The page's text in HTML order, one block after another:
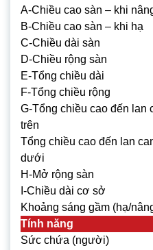
A-Chiều cao sàn – khi
B-Chiều cao sàn – khi hạ
C-Chiều dài sàn
D-Chiều rộng sàn
E-Tổng chiều dài
F-Tổng chiều rộng
G-Tổng chiều cao đến lan
trên
Tổng chiều cao đến lan
dưới
H-Mở rộng sàn
I-Chiều dài cơ sở
Khoảng sáng gầm (hạ/
Tính năng
Sức chứa (người)